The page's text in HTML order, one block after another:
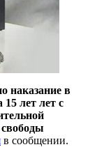
наказание в
лет лет с
в сообщении.